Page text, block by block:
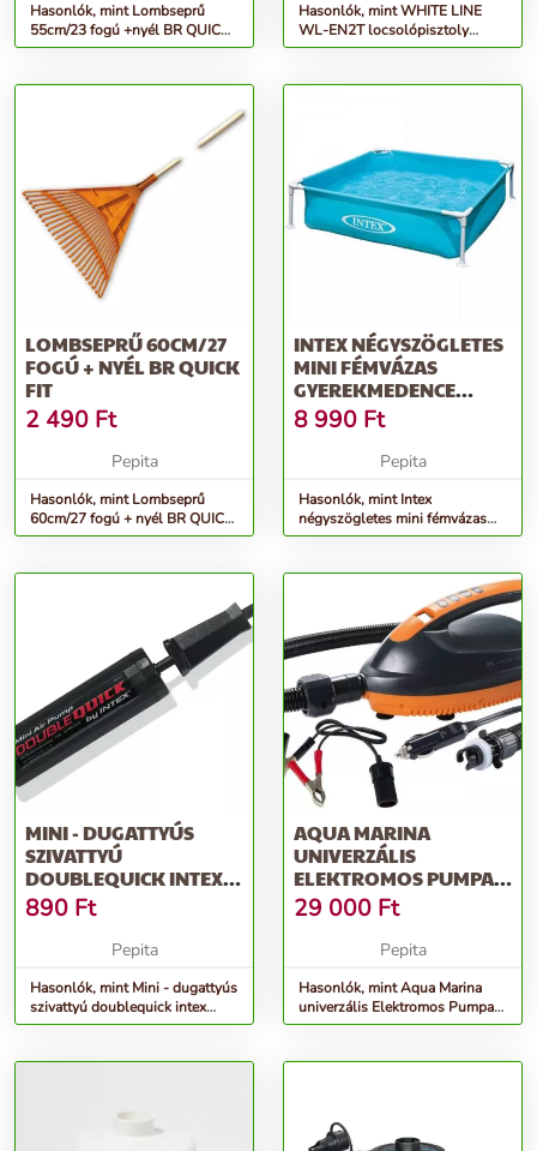
Hasonlók, mint Lombseprű
55cm/23 fogú +nyél BR QUICK
FIT
Hasonlók, mint WHITE LINE
WL-EN2T locsolópisztoly
Quick Hanger,
LOMBSEPRŰ 60CM/27
FOGÚ + NYÉL BR QUICK
FIT
2 490 Ft
Pepita
Hasonlók, mint Lombseprű
60cm/27 fogú + nyél BR QUICK
FIT
INTEX NÉGYSZÖGLETES
MINI FÉMVÁZAS
GYEREKMEDENCE
122X122CM (57173NP)
8 990 Ft
Pepita
Hasonlók, mint Intex
négyszögletes mini fémvázas
Gyerekmedence 122x122cm
MINI - DUGATTYÚS
SZIVATTYÚ
DOUBLEQUICK INTEX
69613
890 Ft
Pepita
Hasonlók, mint Mini - dugattyús
szivattyú doublequick intex
69613
AQUA MARINA
UNIVERZÁLIS
ELEKTROMOS PUMPA
12V (16PSI)
29 000 Ft
Pepita
Hasonlók, mint Aqua Marina
univerzális Elektromos Pumpa
12V (16psi)